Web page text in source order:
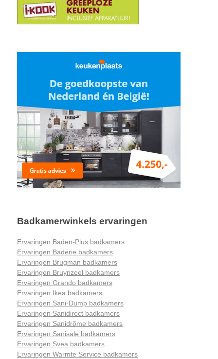
Badkamerwinkels ervaringen
Ervaringen Baden-Plus badkamers
Ervaringen Baderie badkamers
Ervaringen Brugman badkamers
Ervaringen Bruynzeel badkamers
Ervaringen Grando badkamers
Ervaringen Ikea badkamers
Ervaringen Sani-Dump badkamers
Ervaringen Sanidirect badkamers
Ervaringen Sanidrõme badkamers
Ervaringen Sanisale badkamers
Ervaringen Svea badkamers
Ervaringen Warmte Service badkamers